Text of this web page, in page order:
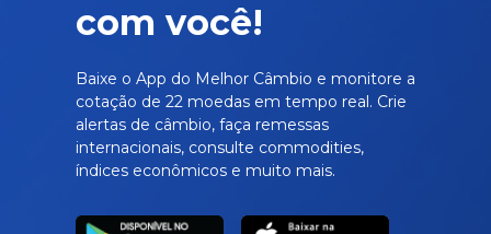
com você!
Baixe o App do Melhor Câmbio e monitore a
cotação de 22 moedas em tempo real. Crie
alertas de câmbio, faça remessas
internacionais, consulte commodities,
índices econômicos e muito mais.